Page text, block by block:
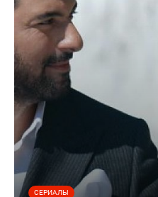
СЕРИАЛЫ